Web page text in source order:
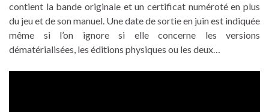
contient la bande originale et un certificat numéroté en plus
du jeu et de son manuel. Une date de sortie en juin est indiquée
même si l’on ignore si elle concerne les versions
dématérialisées, les éditions physiques ou les deux…